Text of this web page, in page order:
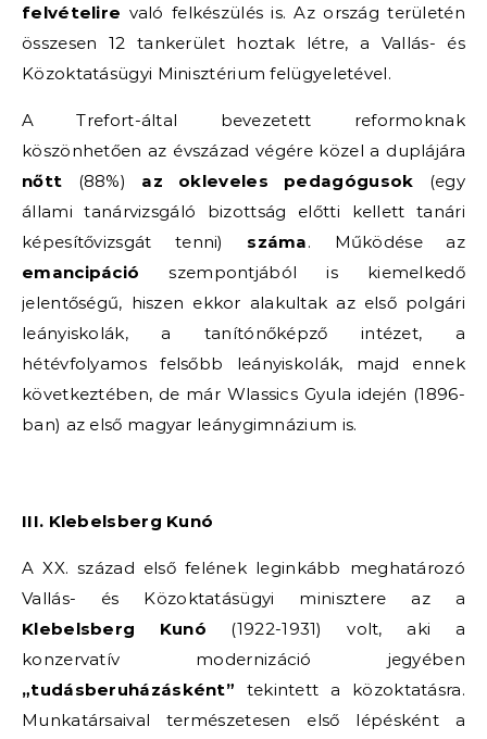
felvételire való felkészülés is. Az ország területén
összesen 12 tankerület hoztak létre, a Vallás- és
Közoktatásügyi Minisztérium felügyeletével.
A Trefort-által bevezetett reformoknak
köszönhetően az évszázad végére közel a duplájára
nőtt (88%) az okleveles pedagógusok (egy
állami tanárvizsgáló bizottság előtti kellett tanári
képesítővizsgát tenni) száma. Működése az
emancipáció szempontjából is kiemelkedő
jelentőségű, hiszen ekkor alakultak az első polgári
leányiskolák, a tanítónőképző intézet, a
hétévfolyamos felsőbb leányiskolák, majd ennek
következtében, de már Wlassics Gyula idején (1896-
ban) az első magyar leánygimnázium is.
III. Klebelsberg Kunó
A XX. század első felének leginkább meghatározó
Vallás- és Közoktatásügyi minisztere az a
Klebelsberg Kunó (1922-1931) volt, aki a
konzervatív modernizáció jegyében
„tudásberuházásként” tekintett a közoktatásra.
Munkatársaival természetesen első lépésként a